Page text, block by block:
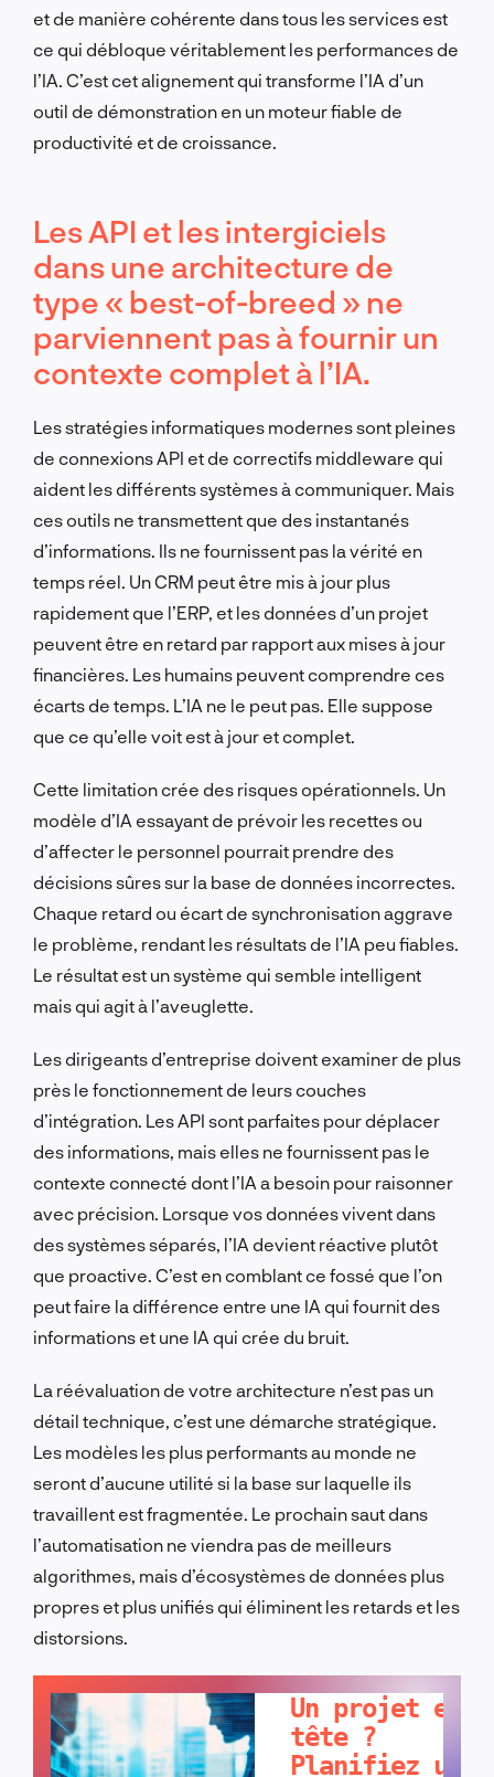
et de manière cohérente dans tous les services est
ce qui débloque véritablement les performances de
l’IA. C’est cet alignement qui transforme l’IA d’un
outil de démonstration en un moteur fiable de
productivité et de croissance.
Les API et les intergiciels
dans une architecture de
type « best-of-breed » ne
parviennent pas à fournir un
contexte complet à l’IA.
Les stratégies informatiques modernes sont pleines
de connexions API et de correctifs middleware qui
aident les différents systèmes à communiquer. Mais
ces outils ne transmettent que des instantanés
d’informations. Ils ne fournissent pas la vérité en
temps réel. Un CRM peut être mis à jour plus
rapidement que l’ERP, et les données d’un projet
peuvent être en retard par rapport aux mises à jour
financières. Les humains peuvent comprendre ces
écarts de temps. L’IA ne le peut pas. Elle suppose
que ce qu’elle voit est à jour et complet.
Cette limitation crée des risques opérationnels. Un
modèle d’IA essayant de prévoir les recettes ou
d’affecter le personnel pourrait prendre des
décisions sûres sur la base de données incorrectes.
Chaque retard ou écart de synchronisation aggrave
le problème, rendant les résultats de l’IA peu fiables.
Le résultat est un système qui semble intelligent
mais qui agit à l’aveuglette.
Les dirigeants d’entreprise doivent examiner de plus
près le fonctionnement de leurs couches
d’intégration. Les API sont parfaites pour déplacer
des informations, mais elles ne fournissent pas le
contexte connecté dont l’IA a besoin pour raisonner
avec précision. Lorsque vos données vivent dans
des systèmes séparés, l’IA devient réactive plutôt
que proactive. C’est en comblant ce fossé que l’on
peut faire la différence entre une IA qui fournit des
informations et une IA qui crée du bruit.
La réévaluation de votre architecture n’est pas un
détail technique, c’est une démarche stratégique.
Les modèles les plus performants au monde ne
seront d’aucune utilité si la base sur laquelle ils
travaillent est fragmentée. Le prochain saut dans
l’automatisation ne viendra pas de meilleurs
algorithmes, mais d’écosystèmes de données plus
propres et plus unifiés qui éliminent les retards et les
distorsions.
Un projet en
tête ?
Planifiez un